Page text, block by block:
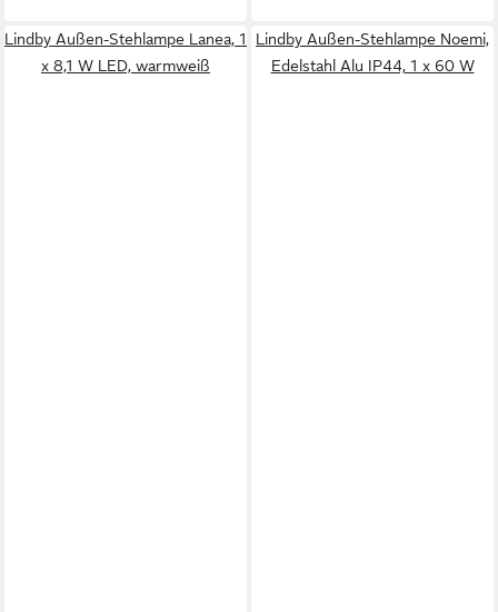
Lindby Außen-Stehlampe Lanea, 1
x 8,1 W LED, warmweiß
Lindby Außen-Stehlampe Noemi,
Edelstahl Alu IP44, 1 x 60 W